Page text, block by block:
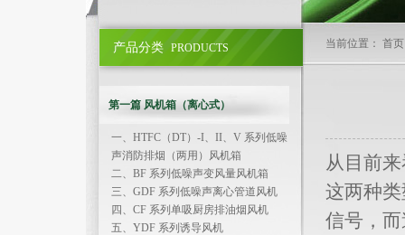
产品分类PRODUCTS
第一篇 风机箱（离心式）
一、HTFC（DT）-I、II、V 系列低噪
声消防排烟（两用）风机箱
二、BF 系列低噪声变风量风机箱
三、GDF 系列低噪声离心管道风机
四、CF 系列单吸厨房排油烟风机
五、YDF 系列诱导风机
当前位置： 首
从目前
这两种
信号，